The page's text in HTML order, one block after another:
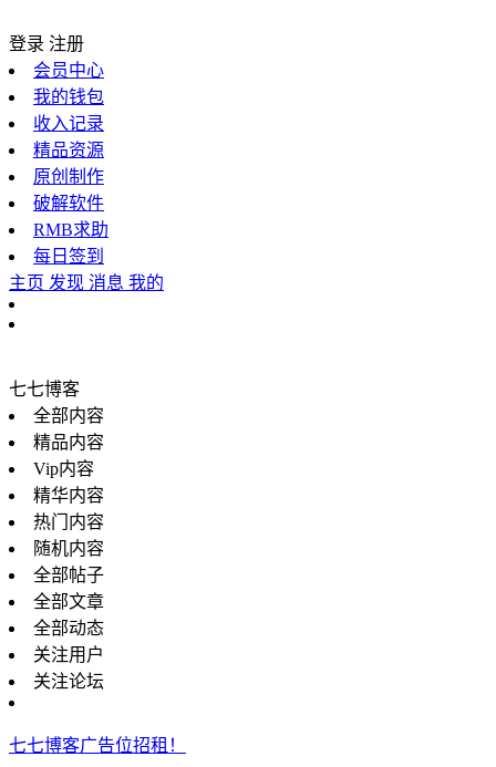
登录 注册
会员中心
我的钱包
收入记录
精品资源
原创制作
破解软件
RMB求助
每日签到
主页 发现 消息 我的
七七博客
全部内容
精品内容
Vip内容
精华内容
热门内容
随机内容
全部帖子
全部文章
全部动态
关注用户
关注论坛
七七博客广告位招租！